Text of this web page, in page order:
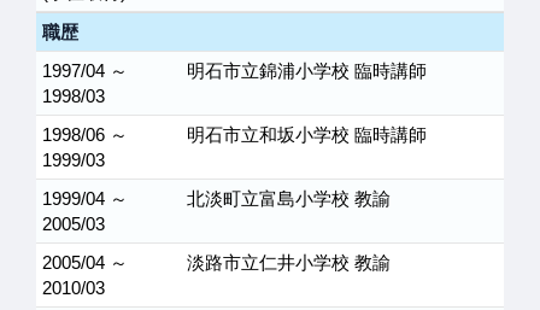
職歴
1997/04 ～
1998/03
明石市立錦浦小学校 臨時講師
1998/06 ～
1999/03
明石市立和坂小学校 臨時講師
1999/04 ～
2005/03
北淡町立富島小学校 教諭
2005/04 ～
2010/03
淡路市立仁井小学校 教諭